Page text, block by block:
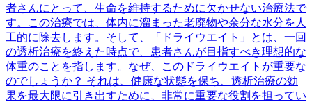
者さんにとって、生命を維持するために欠かせない治療法で
す。この治療では、体内に溜まった老廃物や余分な水分を人
工的に除去します。そして、「ドライウエイト」とは、一回
の透析治療を終えた時点で、患者さんが目指すべき理想的な
体重のことを指します。なぜ、このドライウエイトが重要な
のでしょうか？ それは、健康な状態を保ち、透析治療の効
果を最大限に引き出すために、非常に重要な役割を担ってい